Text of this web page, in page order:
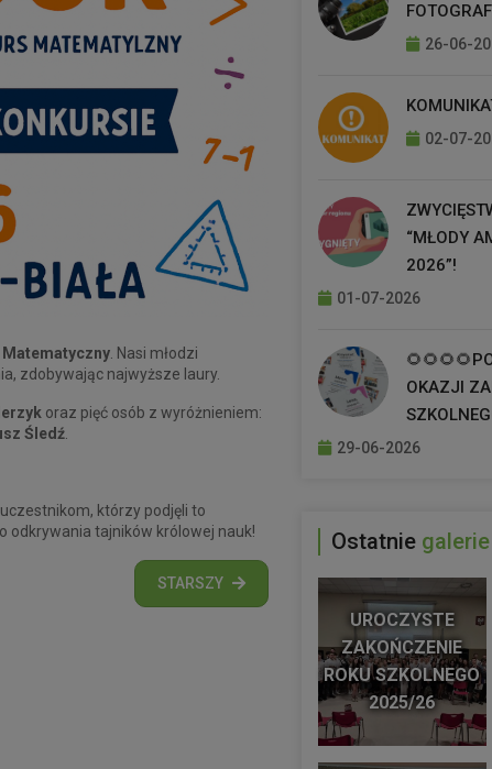
Matematyczny . Nasi młodzi
zdobywając najwyższe laury.
oraz pięć osób z wyróżnieniem:
Śledź
którzy podjęli to
odkrywania tajników królowej nauk!
STARSZY
26-06-
02-07-
“MŁODY
2026”!
01-07-2026
OKAZJI
29-06-2026
Ostatnie galerie
UROCZYSTE
ZAKOŃCZENIE
ROKU SZKOLNEGO
2025/26